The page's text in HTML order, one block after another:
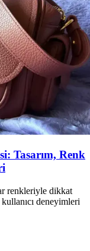
Tasarım, Renk
renkleriyle dikkat
deneyimleri